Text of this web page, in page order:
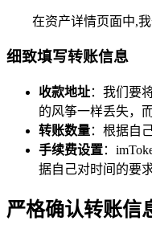
在资产详情页面中,
细致填写转账信息
收款地址：我们要
的风筝一样丢失，
转账数量：根据自
手续费设置：
据自己对时间的要
严格确认转账信